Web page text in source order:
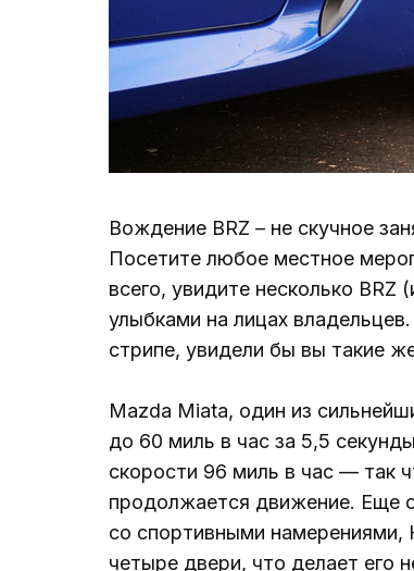
Вождение BRZ – не скучное
Посетите любое местное
всего, увидите несколько
улыбками на лицах
стрипе, увидели бы вы такие
Mazda Miata, один из
до 60 миль в час за 5,5
скорости 96 миль в час — так
продолжается движение. Еще
со спортивными намерениями,
четыре двери, что делает его